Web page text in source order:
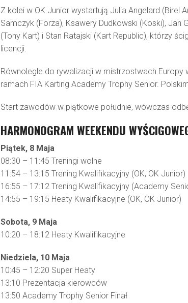
Z kolei w OK Junior wystartują Julia Angelard (Birel
Samczyk (Forza), Ksawery Dudkowski (Koski), Jan
(Tony Kart) i Stan Ratajski (Kart Republic), którzy
licencji.
Równolegle do rywalizacji w mistrzostwach Europy
ramach FIA Karting Academy Trophy Senior.
Start zawodów w piątkowe południe, wówczas
HARMONOGRAM WEEKENDU
Piątek, 8 Maja
08:30 – 11:45 Treningi wolne
11:54 – 13:15 Trening Kwalifikacyjny (OK, OK Junior)
16:55 – 17:12 Trening Kwalifikacyjny (Academy
14:55 – 19:15 Heaty Kwalifikacyjne (OK, OK Junior)
Sobota, 9 Maja
10:20 – 18:12 Heaty Kwalifikacyjne
Niedziela, 10 Maja
10:45 – 12:20 Super Heaty
13:10 Prezentacja kierowców
13:50 Academy Trophy Senior Finał